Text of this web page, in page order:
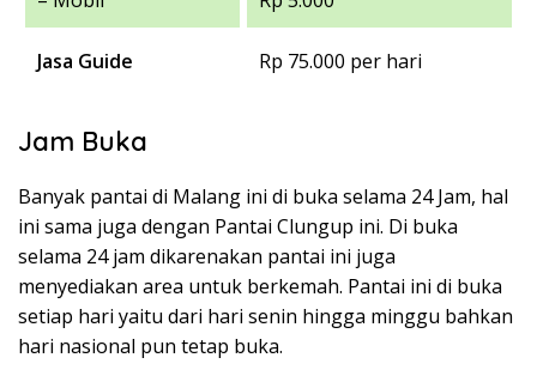
Jasa Guide Rp 75.000 per hari
Jam Buka
Banyak pantai di Malang ini di buka selama 24 Jam, hal
ini sama juga dengan Pantai Clungup ini. Di buka
selama 24 jam dikarenakan pantai ini juga
menyediakan area untuk berkemah. Pantai ini di buka
setiap hari yaitu dari hari senin hingga minggu bahkan
hari nasional pun tetap buka.